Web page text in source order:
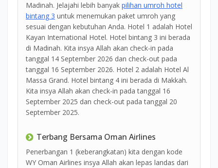
Madinah. Jelajahi lebih banyak pilihan umroh hotel
bintang 3 untuk menemukan paket umroh yang
sesuai dengan kebutuhan Anda. Hotel 1 adalah Hotel
Kayan International Hotel. Hotel bintang 3 ini berada
di Madinah. Kita insya Allah akan check-in pada
tanggal 14 September 2026 dan check-out pada
tanggal 16 September 2026. Hotel 2 adalah Hotel Al
Massa Grand. Hotel bintang 4 ini berada di Makkah.
Kita insya Allah akan check-in pada tanggal 16
September 2025 dan check-out pada tanggal 20
September 2025.
Terbang Bersama Oman Airlines
Penerbangan 1 (keberangkatan) kita dengan kode
WY Oman Airlines insya Allah akan lepas landas dari